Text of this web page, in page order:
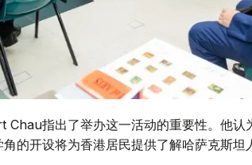
Chau指出了举办这一活动的重要性。他认
的开设将为香港居民提供了解哈萨克斯坦